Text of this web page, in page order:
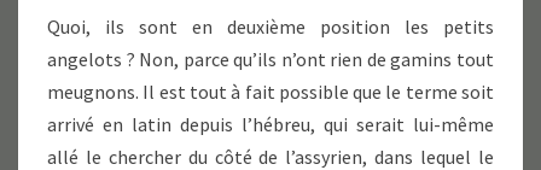
Quoi, ils sont en deuxième position les petits
angelots ? Non, parce qu’ils n’ont rien de gamins tout
meugnons. Il est tout à fait possible que le terme soit
arrivé en latin depuis l’hébreu, qui serait lui-même
allé le chercher du côté de l’assyrien, dans lequel le